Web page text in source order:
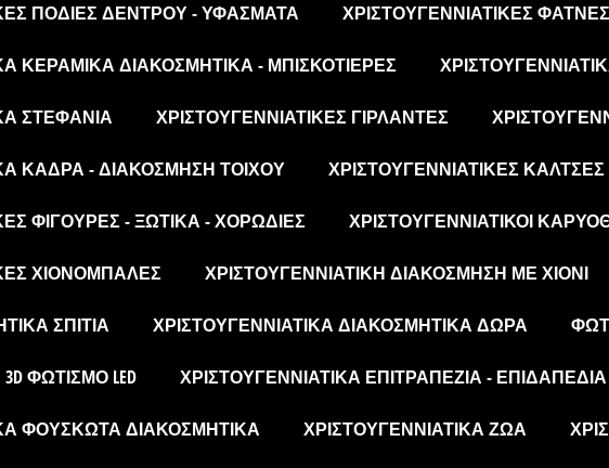
ΠΟΔΙΈΣ ΔΈΝΤΡΟΥ - ΥΦΆΣΜΑΤΑ ΧΡΙΣΤΟΥΓΕΝΝΙΆΤΙΚΕΣ ΦΆΤΝΕΣ
ΚΕΡΑΜΙΚΆ ΔΙΑΚΟΣΜΗΤΙΚΆ - ΜΠΙΣΚΟΤΙΈΡΕΣ
ΣΤΕΦΆΝΙΑ ΧΡΙΣΤΟΥΓΕΝΝΙΆΤΙΚΕΣ ΓΙΡΛΆΝΤΕΣ
ΚΆΔΡΑ - ΔΙΑΚΌΣΜΗΣΗ ΤΟΊΧΟΥ ΧΡΙΣΤΟΥΓΕΝΝΙΆΤΙΚΕΣ ΚΆΛΤΣΕΣ
ΦΙΓΟΎΡΕΣ - ΞΩΤΙΚΆ - ΧΟΡΩΔΊΕΣ ΧΡΙΣΤΟΥΓΕΝΝΙΆΤΙΚΟΙ
ΧΙΟΝΌΜΠΑΛΕΣ ΧΡΙΣΤΟΥΓΕΝΝΙΆΤΙΚΗ ΔΙΑΚΌΣΜΗΣΗ ΜΕ ΧΙΌΝΙ
ΣΠΊΤΙΑ ΧΡΙΣΤΟΥΓΕΝΝΙΆΤΙΚΑ ΔΙΑΚΟΣΜΗΤΙΚΆ ΔΏΡΑ
ΦΩΤΙΣΜΌ LED ΧΡΙΣΤΟΥΓΕΝΝΙΆΤΙΚΑ ΕΠΙΤΡΑΠΈΖΙΑ -
ΦΟΥΣΚΩΤΆ ΔΙΑΚΟΣΜΗΤΙΚΆ ΧΡΙΣΤΟΥΓΕΝΝΙΆΤΙΚΑ ΖΏΑ